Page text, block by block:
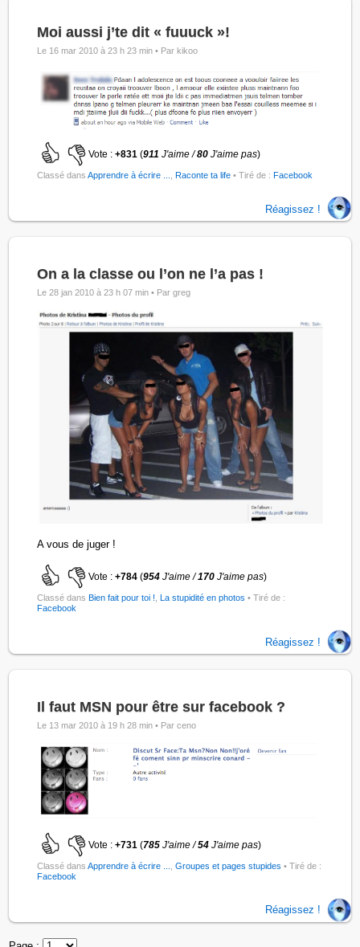
Moi aussi j’te dit « fuuuck »!
Le 16 mar 2010 à 23 h 23 min • Par kikoo
Vote :+831 (911J'aime /80 J'aime pas)
Classé dansApprendre à écrire ... Raconte ta life • Tiré de : Facebook
Réagissez !
On a la classe ou l’on ne l’a pas !
Le 28 jan 2010 à 23 h 07 min • Par greg
A vous de juger !
Vote :+784 (954J'aime /170 J'aime pas)
Classé dans Bien fait pour toi ! La stupidité en photos • Tiré de :
Facebook
Réagissez !
Il faut MSN pour être sur facebook ?
Le 13 mar 2010 à 19 h 28 min • Par ceno
Vote :+731 (785J'aime /54 J'aime pas)
Classé dansApprendre à écrire ... ,Groupes et pages stupides • Tiré de :
Facebook
Réagissez !